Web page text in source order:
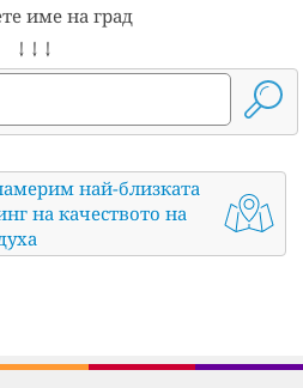
име на град
↓ ↓ ↓
най-близката
на качеството на